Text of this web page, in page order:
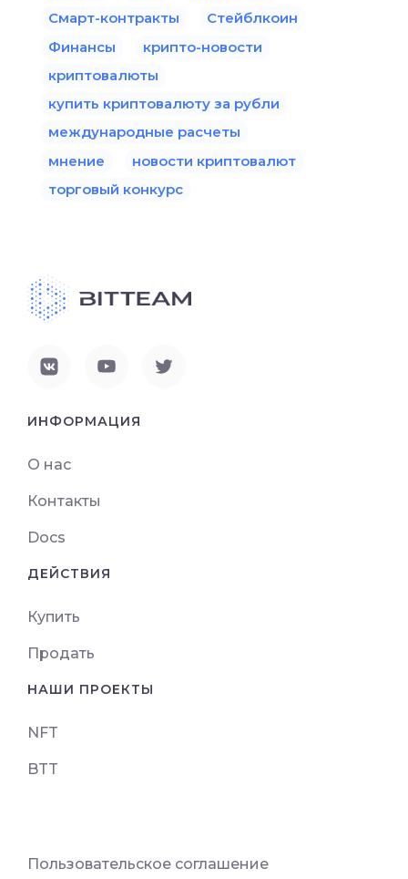
Смарт-контракты
Стейблкоин
Финансы
крипто-новости
криптовалюты
купить криптовалюту за рубли
международные расчеты
мнение
новости криптовалют
торговый конкурс
ИНФОРМАЦИЯ
О нас
Контакты
Docs
ДЕЙСТВИЯ
Купить
Продать
НАШИ ПРОЕКТЫ
NFT
BTT
Пользовательское соглашение